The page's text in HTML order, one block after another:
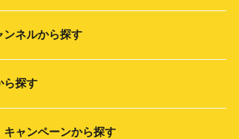
ンネルから探す
ら探す
キャンペーンから探す